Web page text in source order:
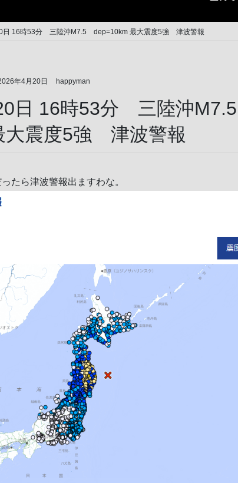
日 16時53分 三陸沖M7.5 dep=10km 最大震度5強 津波警報
年4月20日 happyman
日 16時53分 三陸沖
大震度5強 津波警報
たら津波警報出ますわな。